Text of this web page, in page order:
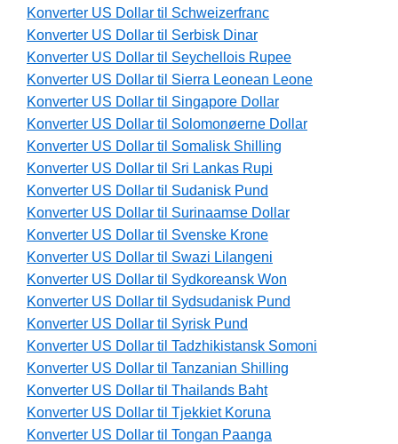
Konverter US Dollar til Schweizerfranc
Konverter US Dollar til Serbisk Dinar
Konverter US Dollar til Seychellois Rupee
Konverter US Dollar til Sierra Leonean Leone
Konverter US Dollar til Singapore Dollar
Konverter US Dollar til Solomonøerne Dollar
Konverter US Dollar til Somalisk Shilling
Konverter US Dollar til Sri Lankas Rupi
Konverter US Dollar til Sudanisk Pund
Konverter US Dollar til Surinaamse Dollar
Konverter US Dollar til Svenske Krone
Konverter US Dollar til Swazi Lilangeni
Konverter US Dollar til Sydkoreansk Won
Konverter US Dollar til Sydsudanisk Pund
Konverter US Dollar til Syrisk Pund
Konverter US Dollar til Tadzhikistansk Somoni
Konverter US Dollar til Tanzanian Shilling
Konverter US Dollar til Thailands Baht
Konverter US Dollar til Tjekkiet Koruna
Konverter US Dollar til Tongan Paanga